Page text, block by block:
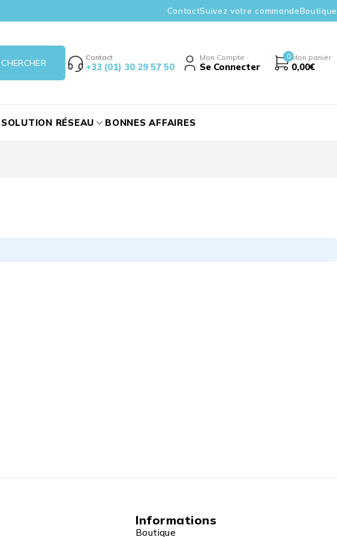
ContactSuivez votre commandeBoutique
Contact
+33 (01) 30 29 57 50
Mon Compte
Se Connecter
0 Mon panier
0,00€
SOLUTION RÉSEAU BONNES AFFAIRES
Informations
Boutique